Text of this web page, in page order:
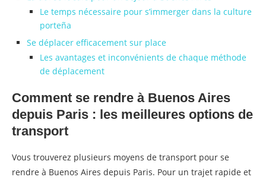
Le temps nécessaire pour s’immerger dans la culture
porteña
Se déplacer efficacement sur place
Les avantages et inconvénients de chaque méthode
de déplacement
Comment se rendre à Buenos Aires
depuis Paris : les meilleures options de
transport
Vous trouverez plusieurs moyens de transport pour se
rendre à Buenos Aires depuis Paris. Pour un trajet rapide et